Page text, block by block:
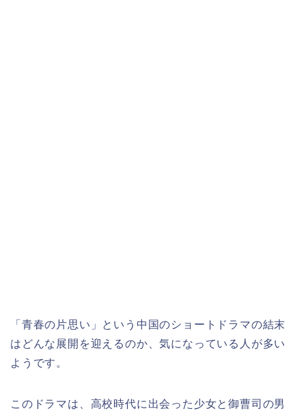
「青春の片思い」という中国のショートドラマの結末
はどんな展開を迎えるのか、気になっている人が多い
ようです。
このドラマは、高校時代に出会った少女と御曹司の男